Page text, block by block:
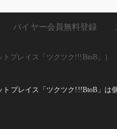
バイヤー会員無料登録
プレイス「ツクツク!!!BtoB」）
トプレイス「ツクツク!!!BtoB」は